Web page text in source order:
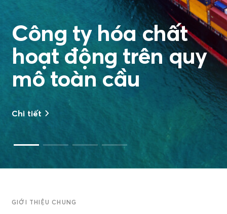
Công ty hóa chất
hoạt động trên quy
mô toàn cầu
Chi tiết
GIỚI THIỆU CHUNG